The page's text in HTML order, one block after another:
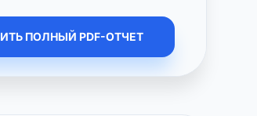
ПОЛНЫЙ PDF-ОТЧЕТ